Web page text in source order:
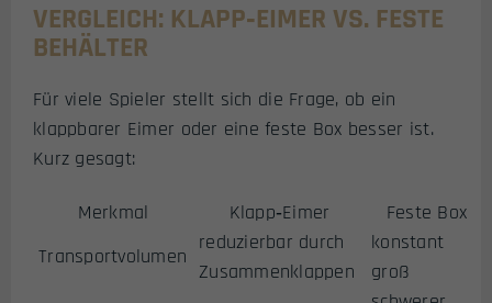
VERGLEICH: KLAPP‑EIMER VS. FESTE
BEHÄLTER
Für viele Spieler stellt sich die Frage, ob ein
klappbarer Eimer oder eine feste Box besser ist.
Kurz gesagt:
Merkmal Klapp‑Eimer
Feste Box
Transportvolumen
reduzierbar durch
Zusammenklappen
konstant
groß